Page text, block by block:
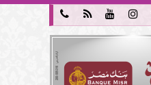



